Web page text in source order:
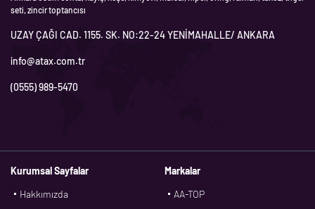
seti, zincir toptancısı
UZAY ÇAĞI CAD. 1155. SK. NO:22-24 YENİMAHALLE/ ANKARA
info@atax.com.tr
(0555) 989-5470
Kurumsal Sayfalar
Hakkımızda
Markalar
AA-TOP